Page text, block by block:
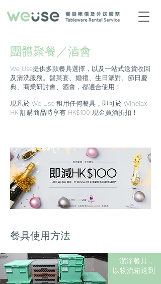
團體聚餐／酒會
We Use提供多款餐具選擇，以及一站式送貨收回
及清洗服務。 盤菜宴、婚禮、生日派對、節日慶
典、商業研討會、酒會，都適合使用！
現凡於 We Use 租用任何餐具，即可於 Winelax
HK 訂購商品時享有 HK$100 現金買酒折扣！
餐具使用方法
1. 潔淨餐具，
以物流箱送到